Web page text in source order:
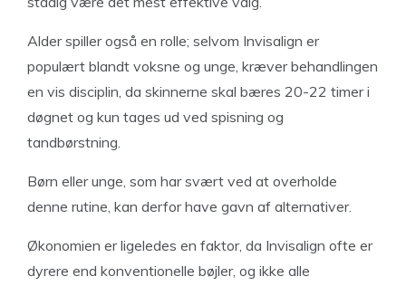
Alder spiller også en rolle; selvom Invisalign er
populært blandt voksne og unge, kræver behandlingen
en vis disciplin, da skinnerne skal bæres 20-22 timer i
døgnet og kun tages ud ved spisning og
tandbørstning.
Børn eller unge, som har svært ved at overholde
denne rutine, kan derfor have gavn af alternativer.
Økonomien er ligeledes en faktor, da Invisalign ofte er
dyrere end konventionelle bøjler, og ikke alle